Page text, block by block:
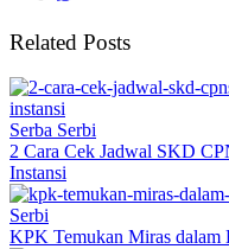
Related Posts
Serba Serbi
2 Cara Cek Jadwal SKD
Instansi
Serbi
KPK Temukan Miras dalam